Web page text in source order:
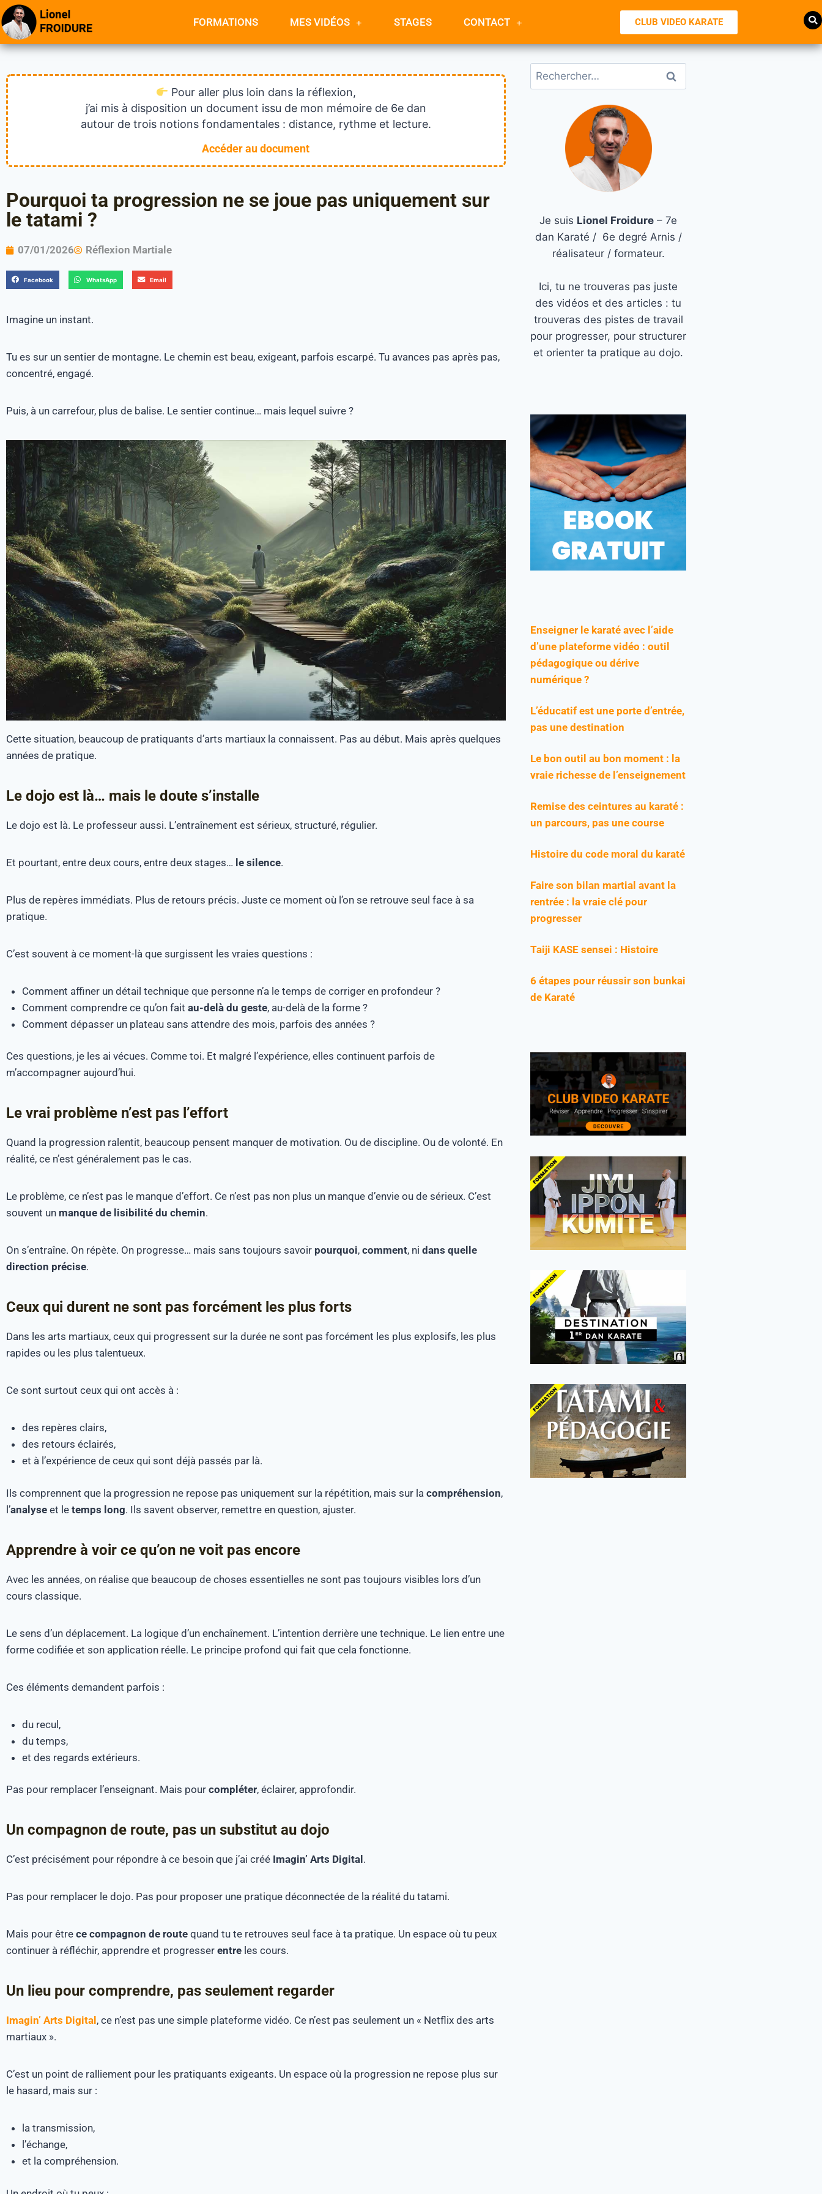
FORMATIONS MES VIDÉOS STAGES CONTACT CLUB VIDEO KARATE
Pour aller plus loin dans la réflexion,
j’ai mis à disposition un document issu de mon mémoire de 6e dan
autour de trois notions fondamentales : distance, rythme et lecture.
Accéder au document
Pourquoi ta progression ne se joue pas uniquement sur
le tatami ?
07/01/2026 Réflexion Martiale
Facebook WhatsApp Email
Imagine un instant.
Tu es sur un sentier de montagne. Le chemin est beau, exigeant, parfois escarpé. Tu avances pas après pas,
concentré, engagé.
Puis, à un carrefour, plus de balise. Le sentier continue… mais lequel suivre ?
Cette situation, beaucoup de pratiquants d’arts martiaux la connaissent. Pas au début. Mais après quelques
années de pratique.
Le dojo est là… mais le doute s’installe
Le dojo est là. Le professeur aussi. L’entraînement est sérieux, structuré, régulier.
Et pourtant, entre deux cours, entre deux stages… le silence.
Plus de repères immédiats. Plus de retours précis. Juste ce moment où l’on se retrouve seul face à sa
pratique.
C’est souvent à ce moment-là que surgissent les vraies questions :
Comment affiner un détail technique que personne n’a le temps de corriger en profondeur ?
Comment comprendre ce qu’on fait au-delà du geste, au-delà de la forme ?
Comment dépasser un plateau sans attendre des mois, parfois des années ?
Ces questions, je les ai vécues. Comme toi. Et malgré l’expérience, elles continuent parfois de
m’accompagner aujourd’hui.
Le vrai problème n’est pas l’effort
Quand la progression ralentit, beaucoup pensent manquer de motivation. Ou de discipline. Ou de volonté. En
réalité, ce n’est généralement pas le cas.
Le problème, ce n’est pas le manque d’effort. Ce n’est pas non plus un manque d’envie ou de sérieux. C’est
souvent un manque de lisibilité du chemin.
On s’entraîne. On répète. On progresse… mais sans toujours savoir pourquoi, comment, ni dans quelle
direction précise.
Ceux qui durent ne sont pas forcément les plus forts
Dans les arts martiaux, ceux qui progressent sur la durée ne sont pas forcément les plus explosifs, les plus
rapides ou les plus talentueux.
Ce sont surtout ceux qui ont accès à :
des repères clairs,
des retours éclairés,
et à l’expérience de ceux qui sont déjà passés par là.
Ils comprennent que la progression ne repose pas uniquement sur la répétition, mais sur la compréhension,
l’analyse et le temps long. Ils savent observer, remettre en question, ajuster.
Apprendre à voir ce qu’on ne voit pas encore
Avec les années, on réalise que beaucoup de choses essentielles ne sont pas toujours visibles lors d’un
cours classique.
Le sens d’un déplacement. La logique d’un enchaînement. L’intention derrière une technique. Le lien entre une
forme codifiée et son application réelle. Le principe profond qui fait que cela fonctionne.
Ces éléments demandent parfois :
du recul,
du temps,
et des regards extérieurs.
Pas pour remplacer l’enseignant. Mais pour compléter, éclairer, approfondir.
Un compagnon de route, pas un substitut au dojo
C’est précisément pour répondre à ce besoin que j’ai créé Imagin’ Arts Digital .
Pas pour remplacer le dojo. Pas pour proposer une pratique déconnectée de la réalité du tatami.
Mais pour être ce compagnon de route quand tu te retrouves seul face à ta pratique. Un espace où tu peux
continuer à réfléchir, apprendre et progresser entre les cours.
Un lieu pour comprendre, pas seulement regarder
Imagin’ Arts Digital , ce n’est pas une simple plateforme vidéo. Ce n’est pas seulement un « Netflix des arts
martiaux ».
C’est un point de ralliement pour les pratiquants exigeants. Un espace où la progression ne repose plus sur
le hasard, mais sur :
la transmission,
l’échange,
et la compréhension.
Je suis Lionel Froidure – 7e
dan Karaté / 6e degré Arnis /
réalisateur / formateur.
Ici, tu ne trouveras pas juste
des vidéos et des articles : tu
trouveras des pistes de travail
pour progresser, pour structurer
et orienter ta pratique au dojo.
Enseigner le karaté avec l’aide
d’une plateforme vidéo : outil
pédagogique ou dérive
numérique ?
L’éducatif est une porte d’entrée,
pas une destination
Le bon outil au bon moment : la
vraie richesse de l’enseignement
Remise des ceintures au karaté :
un parcours, pas une course
Histoire du code moral du karaté
Faire son bilan martial avant la
rentrée : la vraie clé pour
progresser
Taiji KASE sensei : Histoire
6 étapes pour réussir son bunkai
de Karaté